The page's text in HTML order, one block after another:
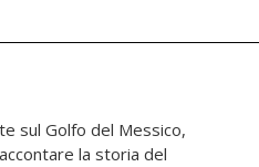
sul Golfo del Messico,
la storia del
Poi il secolo ha seguito
altre rivoluzioni